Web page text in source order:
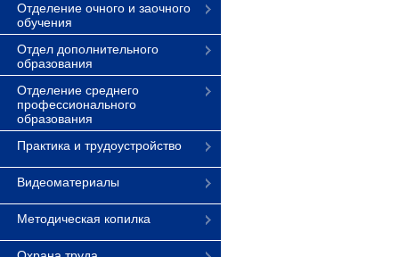
Отделение очного и заочного
обучения
Отдел дополнительного
образования
Отделение среднего
профессионального
образования
Практика и трудоустройство
Видеоматериалы
Методическая копилка